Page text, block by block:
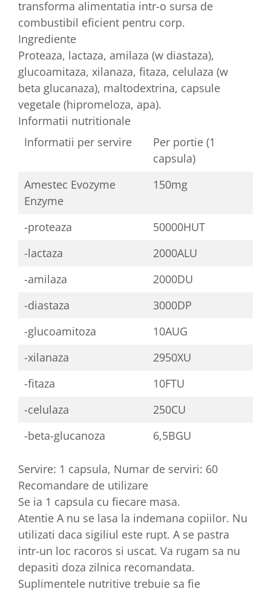
transforma alimentatia intr-o sursa de
combustibil eficient pentru corp.
Ingrediente
Proteaza, lactaza, amilaza (w diastaza),
glucoamitaza, xilanaza, fitaza, celulaza (w
beta glucanaza), maltodextrina, capsule
vegetale (hipromeloza, apa).
Informatii nutritionale
Informatii per servire
Per portie (1
capsula)
Amestec Evozyme
Enzyme
150mg
-proteaza
50000HUT
-lactaza
2000ALU
-amilaza
2000DU
-diastaza
3000DP
-glucoamitoza
10AUG
-xilanaza
2950XU
-fitaza
10FTU
-celulaza
250CU
-beta-glucanoza
6,5BGU
Servire: 1 capsula, Numar de serviri: 60
Recomandare de utilizare
Se ia 1 capsula cu fiecare masa.
Atentie A nu se lasa la indemana copiilor. Nu
utilizati daca sigiliul este rupt. A se pastra
intr-un loc racoros si uscat. Va rugam sa nu
depasiti doza zilnica recomandata.
Suplimentele nutritive trebuie sa fie